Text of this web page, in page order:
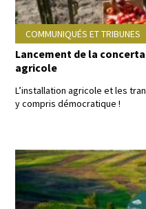
COMMUNIQUÉS ET TRIBUNES
Lancement de la
agricole
L’installation agri­cole et les
y com­pris démocratique !